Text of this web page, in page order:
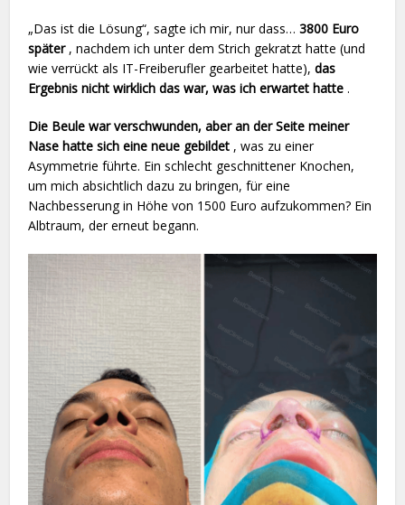
„Das ist die Lösung“, sagte ich mir, nur dass…3800 Euro
später , nachdem ich unter dem Strich gekratzt hatte (und
wie verrückt als IT-Freiberufler gearbeitet hatte),das
Ergebnis nicht wirklich das war, was ich erwartet hatte .
Die Beule war verschwunden, aber an der Seite meiner
Nase hatte sich eine neue gebildet , was zu einer
Asymmetrie führte. Ein schlecht geschnittener Knochen,
um mich absichtlich dazu zu bringen, für eine
Nachbesserung in Höhe von 1500 Euro aufzukommen? Ein
Albtraum, der erneut begann.